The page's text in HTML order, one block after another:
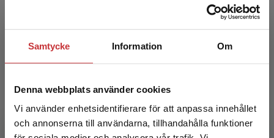
Samtycke Information Om
Denna webbplats använder cookies
Vi använder enhetsidentifierare för att anpassa innehållet
och annonserna till användarna, tillhandahålla funktioner
Juridisk metodlära